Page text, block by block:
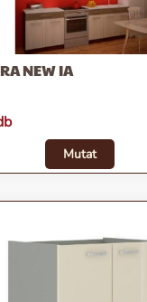
NEW IA
Mutat